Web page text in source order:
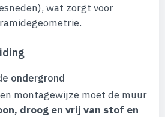
wat zorgt voor
ondergrond
montagewijze moet de muur
droog en vrij van stof en